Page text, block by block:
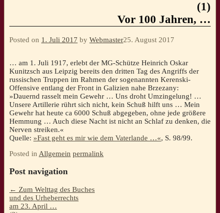
(1)
Vor 100 Jahren, …
Posted on 1. Juli 2017 by Webmaster25. August 2017
… am 1. Juli 1917, erlebt der MG-Schütze Heinrich Oskar
Kunitzsch aus Leipzig bereits den dritten Tag des Angriffs der
russischen Truppen im Rahmen der sogenannten Kerenski-
Offensive entlang der Front in Galizien nahe Brzezany:
»Dauernd rasselt mein Gewehr … Uns droht Umzingelung! …
Unsere Artillerie rührt sich nicht, kein Schuß hilft uns … Mein
Gewehr hat heute ca 6000 Schuß abgegeben, ohne jede größere
Hemmung … Auch diese Nacht ist nicht an Schlaf zu denken, die
Nerven streiken.«
Quelle: »Fast geht es mir wie dem Vaterlande …«, S. 98/99.
Posted in Allgemein permalink
Post navigation
← Zum Welttag des Buches
und des Urheberrechts
am 23. April …